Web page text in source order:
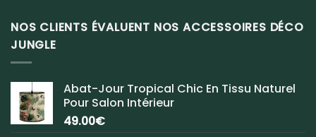
initial
était :
actuel
est :
NOS CLIENTS ÉVALUENT NOS ACCESSOIRES DÉCO
JUNGLE
Abat-Jour Tropical Chic En Tissu Naturel
Pour Salon Intérieur
49.00€